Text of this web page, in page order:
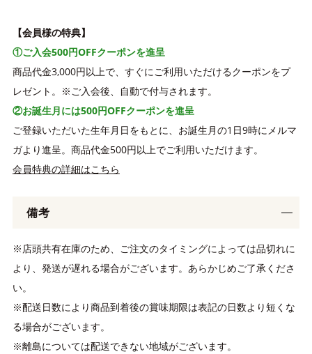
【会員様の特典】
①ご入会500円OFFクーポンを進呈
商品代金3,000円以上で、すぐにご利用いただけるクーポンをプ
レゼント。※ご入会後、自動で付与されます。
②お誕生月には500円OFFクーポンを進呈
ご登録いただいた生年月日をもとに、お誕生月の1日9時にメルマ
ガより進呈。商品代金500円以上でご利用いただけます。
会員特典の詳細はこちら
備考
※店頭共有在庫のため、ご注文のタイミングによっては品切れに
より、発送が遅れる場合がございます。あらかじめご了承くださ
い。
※配送日数により商品到着後の賞味期限は表記の日数より短くな
る場合がございます。
※離島については配送できない地域がございます。